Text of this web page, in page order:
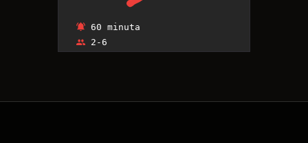
60 minuta
2-6